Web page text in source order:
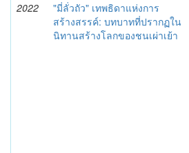
2022
"มี่ลั่วถัว" เทพธิดาแห่งการ
สร้างสรรค์: บทบาทที่ปรากฏใน
นิทานสร้างโลกของชนเผ่าเย้า